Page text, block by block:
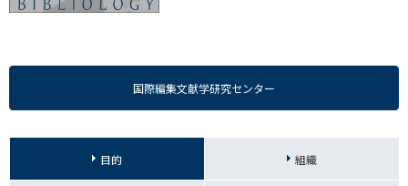
国際編集文献学研究センター
目的 組織